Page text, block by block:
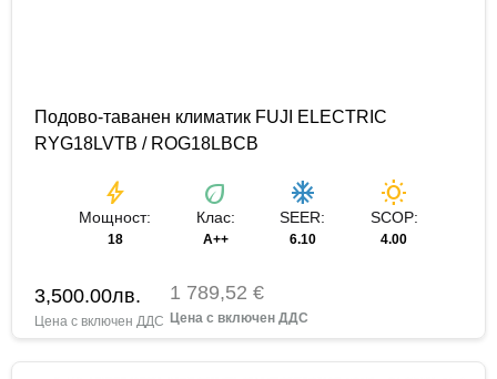
Подово-таванен климатик FUJI ELECTRIC
RYG18LVTB / ROG18LBCB
bolt
Мощност:
18
eco
Клас:
A++
ac_unit
SEER:
6.10
wb_sunny
SCOP:
4.00
3,500.00лв. 1 789,52 €